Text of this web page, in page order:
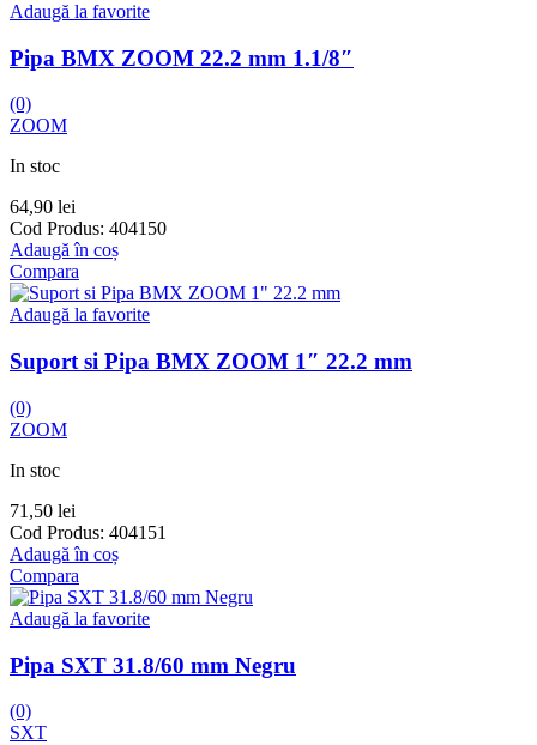
Adaugă la favorite
Pipa BMX ZOOM 22.2 mm 1.1/8″
(0)
ZOOM
In stoc
64,90 lei
Cod Produs: 404150
Adaugă în coș
Compara
Adaugă la favorite
Suport si Pipa BMX ZOOM 1″ 22.2 mm
(0)
ZOOM
In stoc
71,50 lei
Cod Produs: 404151
Adaugă în coș
Compara
Adaugă la favorite
Pipa SXT 31.8/60 mm Negru
(0)
SXT